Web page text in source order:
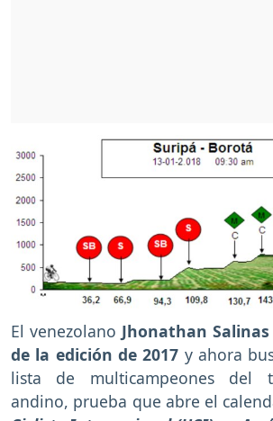
El venezolano Jhonathan
de la edición de 2017 y ahora
lista de multicampeones del
andino, prueba que abre el